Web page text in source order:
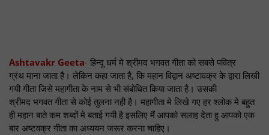
Ashtavakr Geeta- हिन्दू धर्म मे श्रीमद भगवत गीता को सबसे पवित्र
ग्रंथ माना जाता है। लेकिन कहा जाता है, कि महान विद्वान अष्टावक्र के द्वारा लिखी
गयी गीता जिसे महागीता के नाम से भी संबोधित किया जाता है। उसकी
श्रीमद भगवत गीता से कोई तुलना नही है। महागीता मे लिखे गए हर श्लोक मे बहुत
ही महान बाते कम शब्दों मे बताई गयी है इसलिए मैं आपको सलाह देता हु आपको एक
बार अष्टवक्र गीता का अध्ययन जरूर करना चाहिए।